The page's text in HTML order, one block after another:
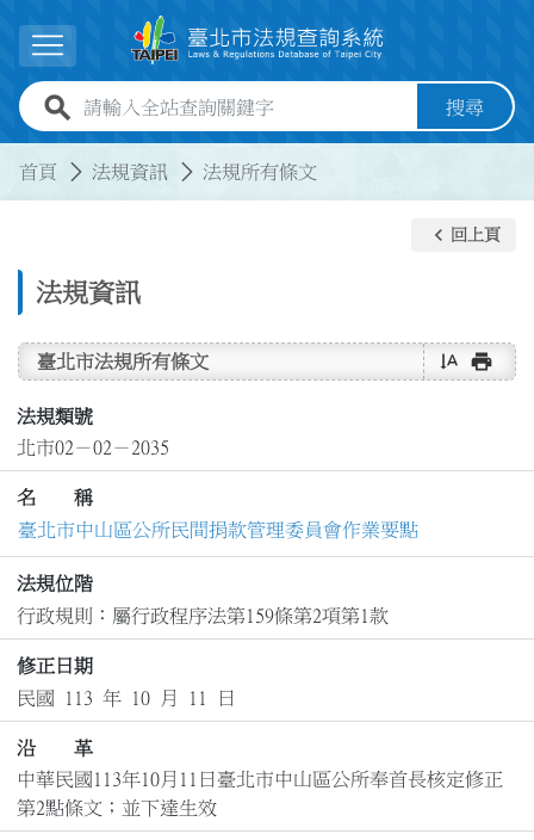
展開選單
全站查詢關鍵字欄位 搜尋
首頁 法規資訊 法規所有條文
法規資訊
keyboard_arrow_left 回上頁
臺北市法規所有條文 text_rotate_vertical print
法規類號
北市02－02－2035
名 稱
臺北市中山區公所民間捐款管理委員會作業要點
法規位階
行政規則：屬行政程序法第159條第2項第1款
修正日期
民國 113 年 10 月 11 日
沿 革
中華民國113年10月11日臺北市中山區公所奉首長核定修正
第2點條文；並下達生效